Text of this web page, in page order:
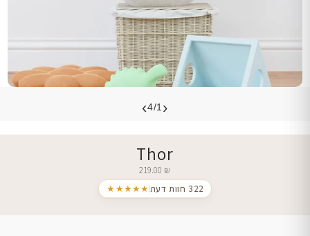
‹
4/1
›
Thor
219.00 ₪
★★★★★
322 חוות דעת